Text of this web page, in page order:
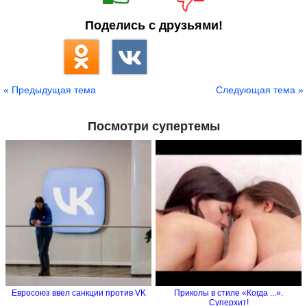
Поделись с друзьями!
« Предыдущая тема Следующая тема »
Посмотри супертемы
Евросоюз ввел санкции против VK
Приколы в стиле «Когда ...».
Суперхит!